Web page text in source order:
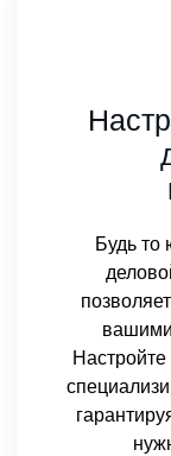
Будь то
Настройте